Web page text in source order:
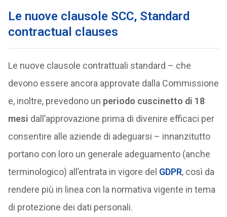
Le nuove clausole SCC, Standard
contractual clauses
Le nuove clausole contrattuali standard – che
devono essere ancora approvate dalla Commissione
e, inoltre, prevedono un periodo cuscinetto di 18
mesi dall’approvazione prima di divenire efficaci per
consentire alle aziende di adeguarsi – innanzitutto
portano con loro un generale adeguamento (anche
terminologico) all’entrata in vigore del GDPR, così da
rendere più in linea con la normativa vigente in tema
di protezione dei dati personali.